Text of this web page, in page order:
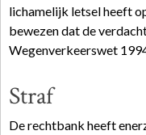
lichamelijk letsel heeft
bewezen dat de
Wegenverkeerswet
Straf
De rechtbank heeft